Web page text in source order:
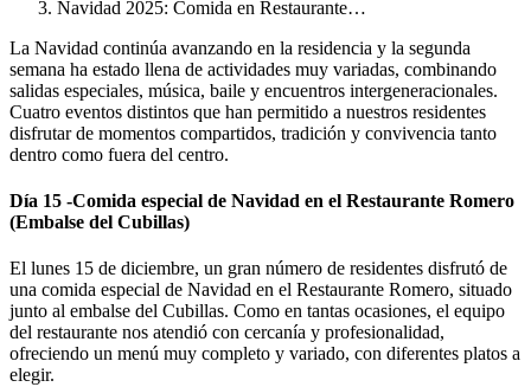
Navidad 2025: Comida en Restaurante…
La Navidad continúa avanzando en la residencia y la segunda
semana ha estado llena de actividades muy variadas, combinando
salidas especiales, música, baile y encuentros intergeneracionales.
Cuatro eventos distintos que han permitido a nuestros residentes
disfrutar de momentos compartidos, tradición y convivencia tanto
dentro como fuera del centro.
Día 15 -Comida especial de Navidad en el Restaurante Romero
(Embalse del Cubillas)
El lunes 15 de diciembre, un gran número de residentes disfrutó de
una comida especial de Navidad en el Restaurante Romero, situado
junto al embalse del Cubillas. Como en tantas ocasiones, el equipo
del restaurante nos atendió con cercanía y profesionalidad,
ofreciendo un menú muy completo y variado, con diferentes platos a
elegir.